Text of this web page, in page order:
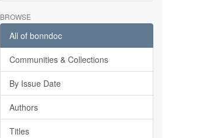
BROWSE
All of bonndoc
Communities & Collections
By Issue Date
Authors
Titles